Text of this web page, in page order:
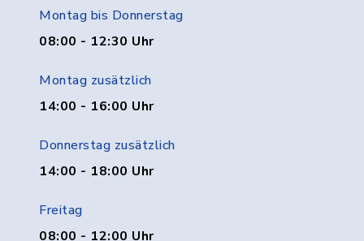
Montag bis Donnerstag
08:00 - 12:30 Uhr
Montag zusätzlich
14:00 - 16:00 Uhr
Donnerstag zusätzlich
14:00 - 18:00 Uhr
Freitag
08:00 - 12:00 Uhr